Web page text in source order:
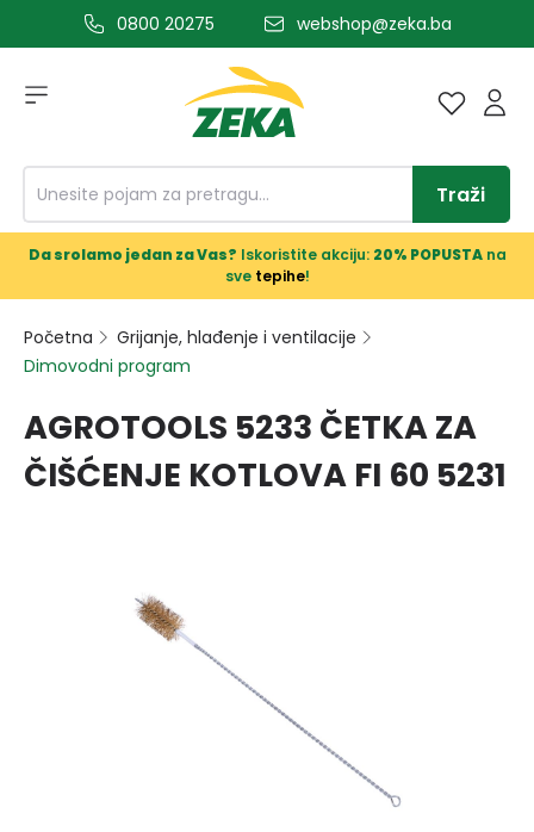
glavni sadržaj0800 20275 webshop@zeka.ba
Traži
Da srolamo jedan za Vas? Iskoristite akciju: 20% POPUSTAna
sve tepihe!
Početna
Grijanje, hlađenje i ventilacije
Dimovodni program
AGROTOOLS 5233 ČETKA ZA
ČIŠĆENJE KOTLOVA FI 60 5231